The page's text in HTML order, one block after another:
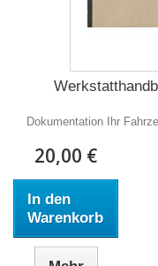
Dokumentation Ihr
20,00 €
In den
Warenkorb